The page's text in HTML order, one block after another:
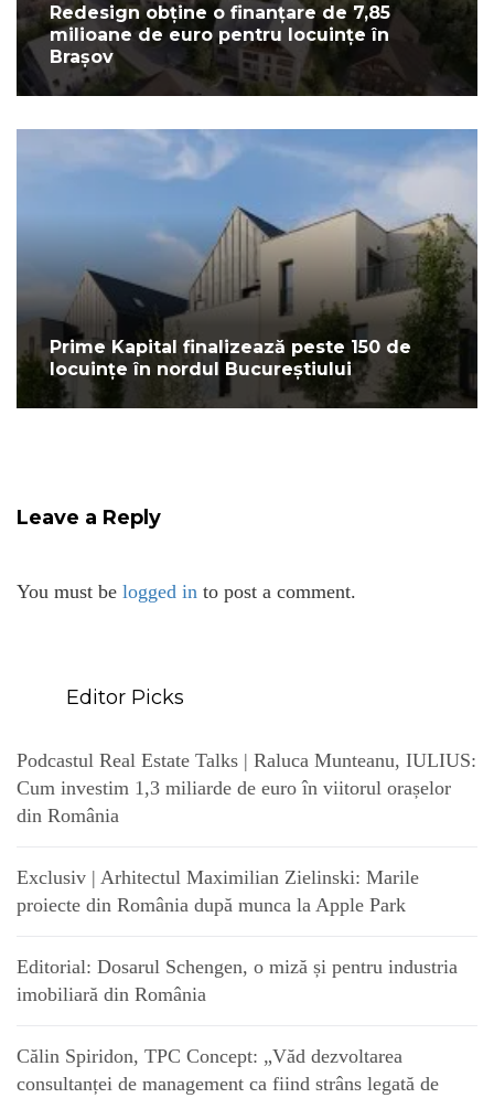
Redesign obține o finanțare de 7,85
milioane de euro pentru locuințe în
Brașov
Prime Kapital finalizează peste 150 de
locuințe în nordul Bucureștiului
Leave a Reply
You must be logged in to post a comment.
Editor Picks
Podcastul Real Estate Talks | Raluca Munteanu, IULIUS:
Cum investim 1,3 miliarde de euro în viitorul orașelor
din România
Exclusiv | Arhitectul Maximilian Zielinski: Marile
proiecte din România după munca la Apple Park
Editorial: Dosarul Schengen, o miză și pentru industria
imobiliară din România
Călin Spiridon, TPC Concept: „Văd dezvoltarea
consultanței de management ca fiind strâns legată de